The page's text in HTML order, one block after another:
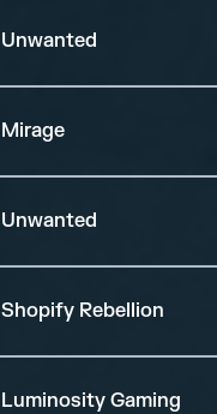
Unwanted
Mirage
Unwanted
Shopify Rebellion
Luminosity Gaming